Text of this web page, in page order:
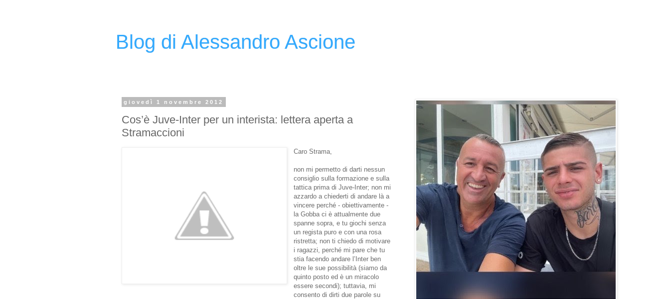
Blog di Alessandro Ascione
giovedì 1 novembre 2012
Cos’è Juve-Inter per un interista: lettera aperta a
Stramaccioni
Caro Strama,
non mi permetto di darti nessun
consiglio sulla formazione e sulla
tattica prima di Juve-Inter; non mi
azzardo a chiederti di andare là a
vincere perché - obiettivamente -
la Gobba ci è attualmente due
spanne sopra, e tu giochi senza
un regista puro e con una rosa
ristretta; non ti chiedo di motivare
i ragazzi, perché mi pare che tu
stia facendo andare l’Inter ben
oltre le sue possibilità (siamo da
quinto posto ed è un miracolo
essere secondi); tuttavia, mi
consento di dirti due parole su